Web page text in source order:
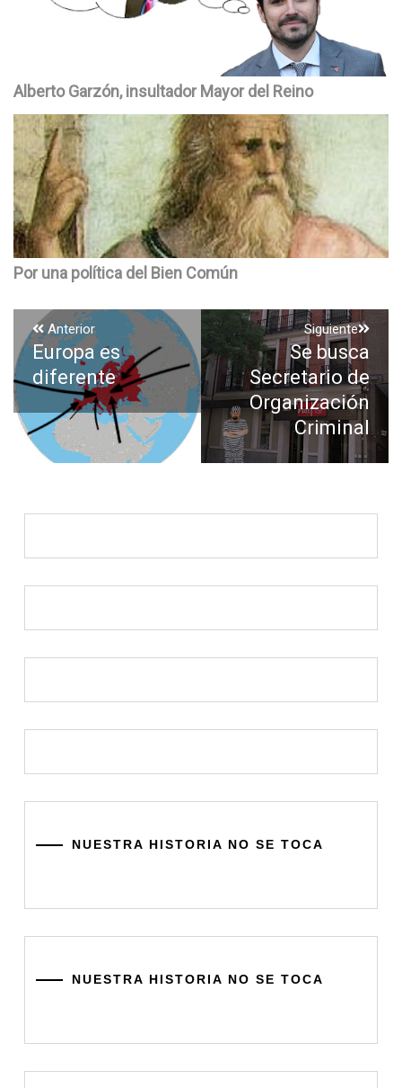
Alberto Garzón, insultador Mayor del Reino
Por una política del Bien Común
Navegación
de
entradas
Anterior
Entrada
anterior:
Europa es
diferente
Siguiente
Entrada
siguiente:
Se busca
Secretario de
Organización
Criminal
NUESTRA HISTORIA NO SE TOCA
NUESTRA HISTORIA NO SE TOCA